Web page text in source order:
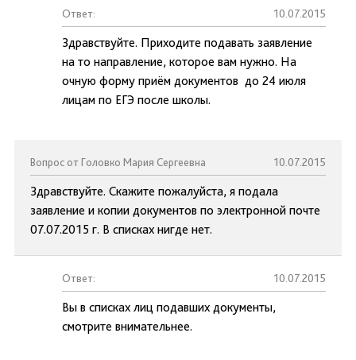
Ответ: 10.07.2015
Здравствуйте. Приходите подавать заявление
на то направление, которое вам нужно. На
очную форму приём документов до 24 июля
лицам по ЕГЭ после школы.
Вопрос от Головко Мария Сергеевна 10.07.2015
Здравствуйте. Скажите пожалуйста, я подала
заявление и копии документов по электронной почте
07.07.2015 г. В списках нигде нет.
Ответ: 10.07.2015
Вы в списках лиц подавших документы,
смотрите внимательнее.